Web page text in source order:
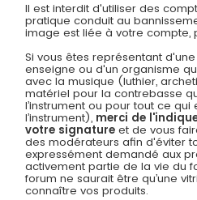
Il est interdit d'utiliser des
pratique conduit au
image est liée à votre compte,
Si vous êtes représentant
enseigne ou d'un organisme
avec la musique (luthier,
matériel pour la contrebasse
l’instrument ou pour tout ce qui
l’instrument), merci de
votre signature et de vous
des modérateurs afin d'éviter
expressément demandé aux
activement partie de la vie du
forum ne saurait être qu’une
connaître vos produits.